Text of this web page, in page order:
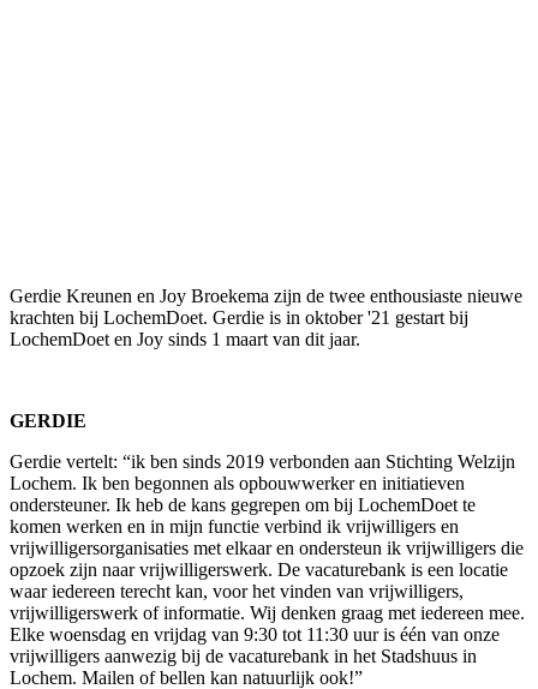
Gerdie Kreunen en Joy Broekema zijn de twee enthousiaste nieuwe
krachten bij LochemDoet. Gerdie is in oktober '21 gestart bij
LochemDoet en Joy sinds 1 maart van dit jaar.
GERDIE
Gerdie vertelt: “ik ben sinds 2019 verbonden aan Stichting Welzijn
Lochem. Ik ben begonnen als opbouwwerker en initiatieven
ondersteuner. Ik heb de kans gegrepen om bij LochemDoet te
komen werken en in mijn functie verbind ik vrijwilligers en
vrijwilligersorganisaties met elkaar en ondersteun ik vrijwilligers die
opzoek zijn naar vrijwilligerswerk. De vacaturebank is een locatie
waar iedereen terecht kan, voor het vinden van vrijwilligers,
vrijwilligerswerk of informatie. Wij denken graag met iedereen mee.
Elke woensdag en vrijdag van 9:30 tot 11:30 uur is één van onze
vrijwilligers aanwezig bij de vacaturebank in het Stadshuus in
Lochem. Mailen of bellen kan natuurlijk ook!”